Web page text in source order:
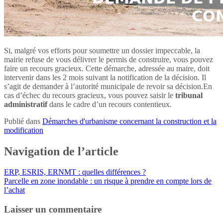
Si, malgré vos efforts pour soumettre un dossier impeccable, la
mairie refuse de vous délivrer le permis de construire, vous pouvez
faire un recours gracieux. Cette démarche, adressée au maire, doit
intervenir dans les 2 mois suivant la notification de la décision. Il
s’agit de demander à l’autorité municipale de revoir sa décision.En
cas d’échec du recours gracieux, vous pouvez saisir le tribunal
administratifdans le cadre d’un recours contentieux.
Publié dans Démarches d'urbanisme concernant la construction et la
modification
Navigation de l’article
ERP, ESRIS, ERNMT : quelles différences ?
Parcelle en zone inondable : un risque à prendre en compte lors de
l’achat
Laisser un commentaire